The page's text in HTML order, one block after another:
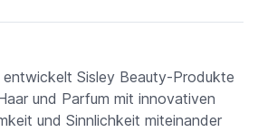
Sisley Beauty-Produkte
und Parfum mit innovativen
und Sinnlichkeit miteinander